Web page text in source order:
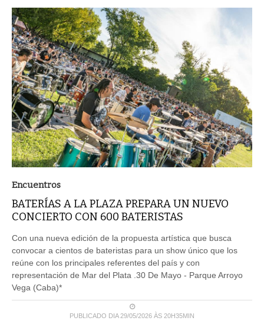
Encuentros
BATERÍAS A LA PLAZA PREPARA UN NUEVO
CONCIERTO CON 600 BATERISTAS
Con una nueva edición de la propuesta artística que busca
convocar a cientos de bateristas para un show único que los
reúne con los principales referentes del país y con
representación de Mar del Plata .30 De Mayo - Parque Arroyo
Vega (Caba)*
PUBLICADO DIA 29/05/2026 ÀS 20H35MIN